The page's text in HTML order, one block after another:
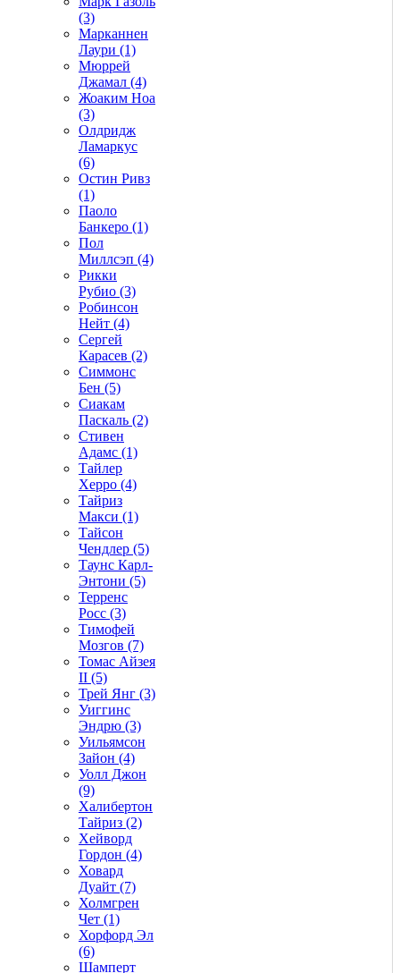
(3)
Марканнен
Лаури (1)
Мюррей
Джамал (4)
Жоаким Ноа
(3)
Олдридж
Ламаркус
(6)
Остин Ривз
(1)
Паоло
Банкеро (1)
Пол
Миллсэп (4)
Рикки
Рубио (3)
Робинсон
Нейт (4)
Сергей
Карасев (2)
Симмонс
Бен (5)
Сиакам
Паскаль (2)
Стивен
Адамс (1)
Тайлер
Херро (4)
Тайриз
Макси (1)
Тайсон
Чендлер (5)
Таунс Карл-
Энтони (5)
Терренс
Росс (3)
Тимофей
Мозгов (7)
Томас Айзея
II (5)
Трей Янг (3)
Уиггинс
Эндрю (3)
Уильямсон
Зайон (4)
Уолл Джон
(9)
Халибертон
Тайриз (2)
Хейворд
Гордон (4)
Ховард
Дуайт (7)
Холмгрен
Чет (1)
Хорфорд Эл
(6)
Шамперт